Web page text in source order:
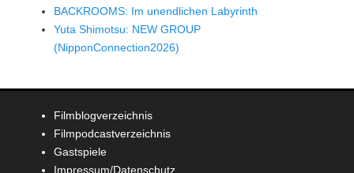
BACKROOMS: Im unendlichen Labyrinth
Yuta Shimotsu: NEW GROUP
(NipponConnection2026)
Filmblogverzeichnis
Filmpodcastverzeichnis
Gastspiele
Impressum/Datenschutz